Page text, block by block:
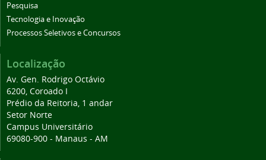
Pesquisa
Tecnologia e Inovação
Processos Seletivos e Concursos
Localização
Av. Gen. Rodrigo Octávio
6200, Coroado I
Prédio da Reitoria, 1 andar
Setor Norte
Campus Universitário
69080-900 - Manaus - AM